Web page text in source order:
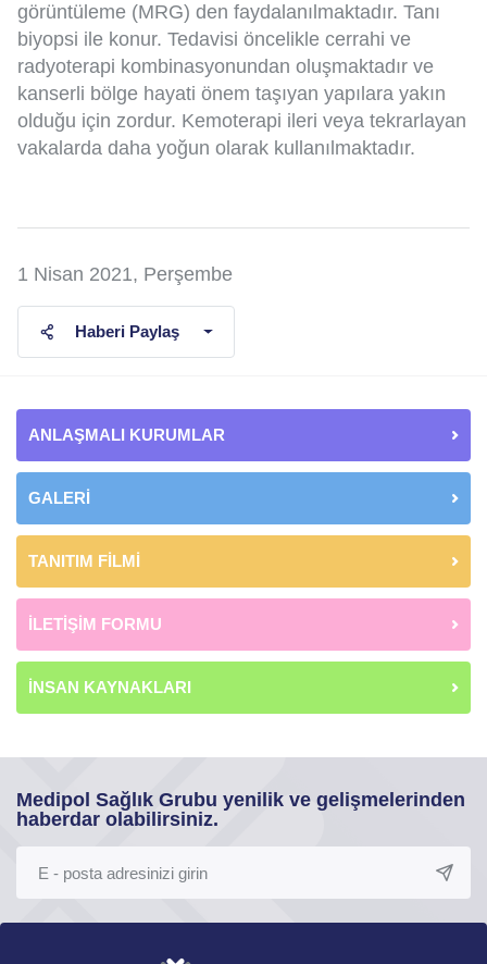
görüntüleme (MRG) den faydalanılmaktadır. Tanı
biyopsi ile konur. Tedavisi öncelikle cerrahi ve
radyoterapi kombinasyonundan oluşmaktadır ve
kanserli bölge hayati önem taşıyan yapılara yakın
olduğu için zordur. Kemoterapi ileri veya tekrarlayan
vakalarda daha yoğun olarak kullanılmaktadır.
1 Nisan 2021, Perşembe
Haberi Paylaş
ANLAŞMALI KURUMLAR
GALERİ
TANITIM FİLMİ
İLETİŞİM FORMU
İNSAN KAYNAKLARI
Medipol Sağlık Grubu yenilik ve gelişmelerinden
haberdar olabilirsiniz.